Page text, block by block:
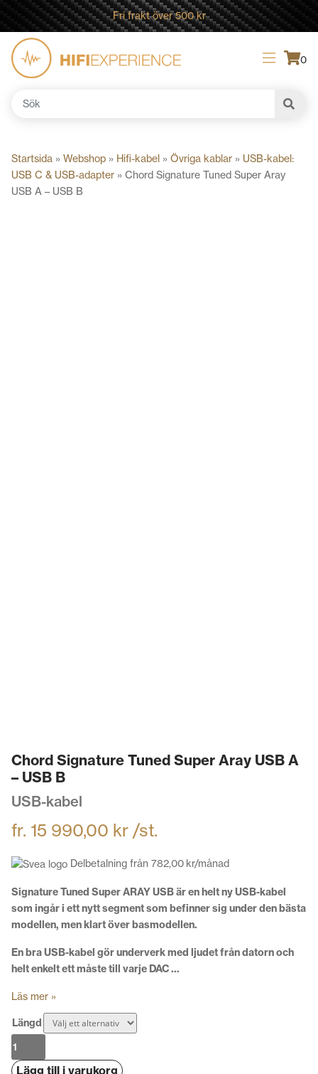
Fri frakt över 500 kr
0
Sök
Startsida » Webshop » Hifi-kabel » Övriga kablar » USB-kabel:
USB C & USB-adapter » Chord Signature Tuned Super Aray
USB A – USB B
Chord Signature Tuned Super Aray USB A
– USB B
USB-kabel
fr. 15 990,00 kr /st.
Delbetalning från 782,00 kr/månad
Signature Tuned Super ARAY USB är en helt ny USB-kabel
som ingår i ett nytt segment som befinner sig under den bästa
modellen, men klart över basmodellen.
En bra USB-kabel gör underverk med ljudet från datorn och
helt enkelt ett måste till varje DAC …
Läs mer »
Längd
Chord
Signature
Lägg till i varukorg